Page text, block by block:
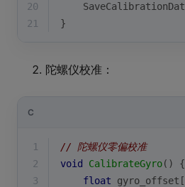
20
21
}
陀螺仪校准：
C
1
// 陀螺仪零偏校准
2
void CalibrateGyro()
{
3
float gyro_offset[